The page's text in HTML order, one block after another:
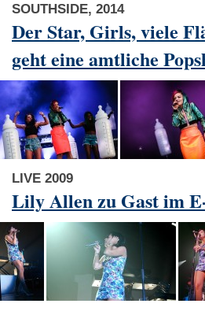
SOUTHSIDE, 2014
Der Star, Girls, viele
geht eine amtliche
LIVE 2009
Lily Allen zu Gast im